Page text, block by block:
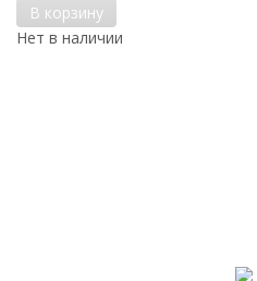
В корзину
Нет в наличии